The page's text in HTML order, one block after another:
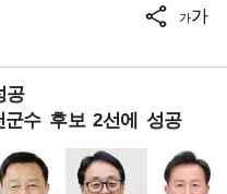
가가
공
군수 후보 2선에 성공